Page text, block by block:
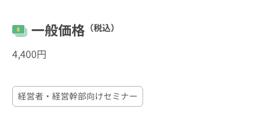
一般価格 （税込）
4,400円
経営者・経営幹部向けセミナー